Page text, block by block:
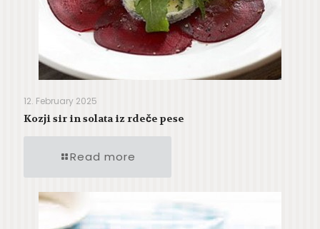
12. February 2025
Kozji sir in solata iz rdeče pese
Read more